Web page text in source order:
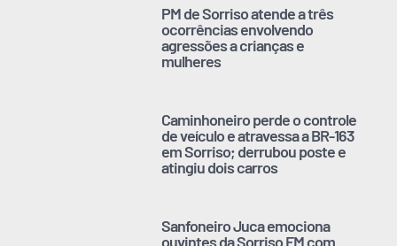
PM de Sorriso atende a três
ocorrências envolvendo
agressões a crianças e
mulheres
Caminhoneiro perde o controle
de veículo e atravessa a BR-163
em Sorriso; derrubou poste e
atingiu dois carros
Sanfoneiro Juca emociona
ouvintes da Sorriso FM com